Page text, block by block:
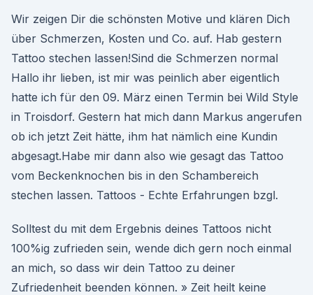
Wir zeigen Dir die schönsten Motive und klären Dich
über Schmerzen, Kosten und Co. auf. Hab gestern
Tattoo stechen lassen!Sind die Schmerzen normal
Hallo ihr lieben, ist mir was peinlich aber eigentlich
hatte ich für den 09. März einen Termin bei Wild Style
in Troisdorf. Gestern hat mich dann Markus angerufen
ob ich jetzt Zeit hätte, ihm hat nämlich eine Kundin
abgesagt.Habe mir dann also wie gesagt das Tattoo
vom Beckenknochen bis in den Schambereich
stechen lassen. Tattoos - Echte Erfahrungen bzgl.
Solltest du mit dem Ergebnis deines Tattoos nicht
100%ig zufrieden sein, wende dich gern noch einmal
an mich, so dass wir dein Tattoo zu deiner
Zufriedenheit beenden können. » Zeit heilt keine